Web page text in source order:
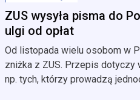
ZUS wysyła pisma do
ulgi od opłat
Od listopada wielu osobom w
zniżka z ZUS. Przepis
np. tych, którzy prowadzą